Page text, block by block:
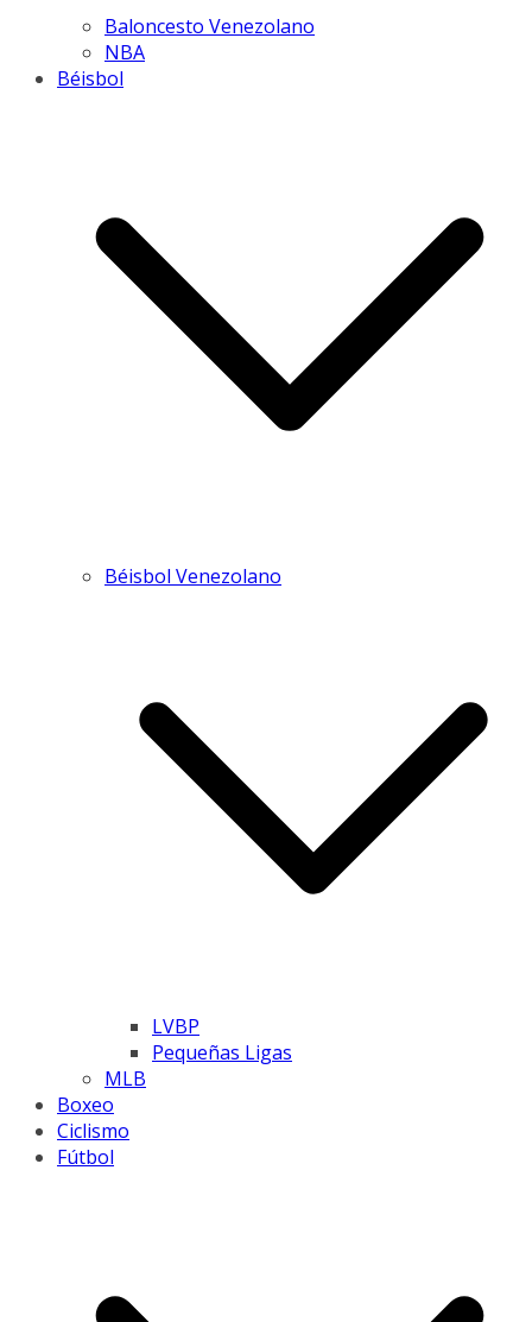
Baloncesto Venezolano
NBA
Béisbol
Béisbol Venezolano
LVBP
Pequeñas Ligas
MLB
Boxeo
Ciclismo
Fútbol